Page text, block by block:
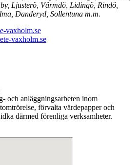
Ljusterö, Värmdö, Lidingö, Rindö,
Danderyd, Sollentuna m.m.
vaxholm.se
vaxholm.se
och anläggningsarbeten inom
förvalta värdepapper och
därmed förenliga verksamheter.